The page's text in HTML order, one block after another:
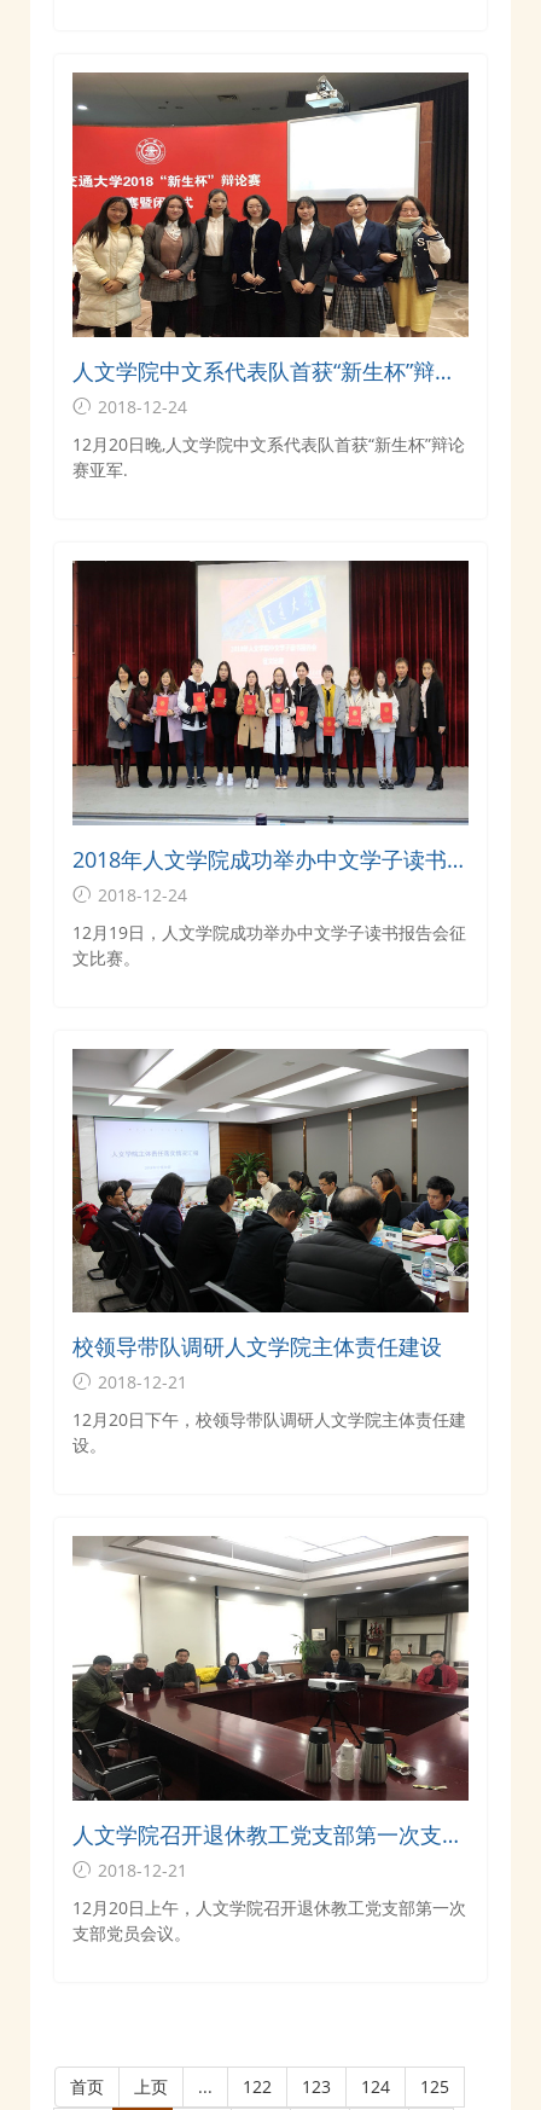
人文学院中文系代表队首获“新生杯”辩论
赛亚军
2018-12-24
12月20日晚,人文学院中文系代表队首获“新生杯”辩论
赛亚军.
2018年人文学院成功举办中文学子读书报
告会征文比赛
2018-12-24
12月19日，人文学院成功举办中文学子读书报告会征
文比赛。
校领导带队调研人文学院主体责任建设
2018-12-21
12月20日下午，校领导带队调研人文学院主体责任建
设。
人文学院召开退休教工党支部第一次支部
党员会议
2018-12-21
12月20日上午，人文学院召开退休教工党支部第一次
支部党员会议。
首页 上页 ... 122 123 124 125